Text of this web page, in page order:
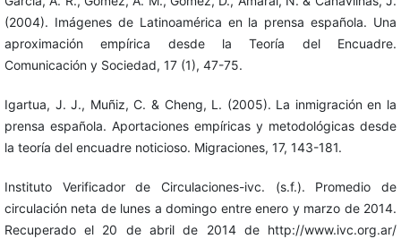
(2004). Imágenes de Latinoamérica en la prensa española. Una
aproximación empírica desde la Teoría del Encuadre.
Comunicación y Sociedad, 17 (1), 47-75.
Igartua, J. J., Muñiz, C. & Cheng, L. (2005). La inmigración en la
prensa española. Aportaciones empíricas y metodológicas desde
la teoría del encuadre noticioso. Migraciones, 17, 143-181.
Instituto Verificador de Circulaciones-ivc. (s.f.). Promedio de
circulación neta de lunes a domingo entre enero y marzo de 2014.
Recuperado el 20 de abril de 2014 de http://www.ivc.org.ar/